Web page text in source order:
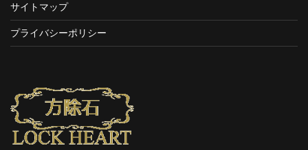
サイトマップ
プライバシーポリシー